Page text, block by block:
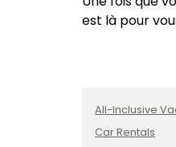
est là pour
All-Inclusive
Car Rentals